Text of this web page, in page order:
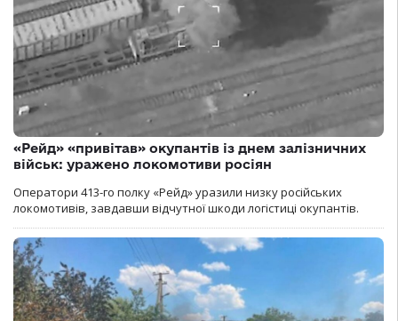
«Рейд» «привітав» окупантів із днем залізничних
військ: уражено локомотиви росіян
Оператори 413-го полку «Рейд» уразили низку російських
локомотивів, завдавши відчутної шкоди логістиці окупантів.